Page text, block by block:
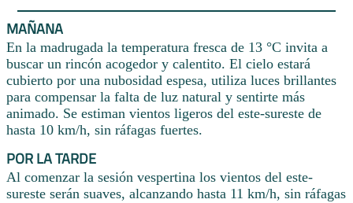
MAÑANA
En la madrugada la temperatura fresca de 13 °C invita a
buscar un rincón acogedor y calentito. El cielo estará
cubierto por una nubosidad espesa, utiliza luces brillantes
para compensar la falta de luz natural y sentirte más
animado. Se estiman vientos ligeros del este-sureste de
hasta 10 km/h, sin ráfagas fuertes.
POR LA TARDE
Al comenzar la sesión vespertina los vientos del este-
sureste serán suaves, alcanzando hasta 11 km/h, sin ráfagas